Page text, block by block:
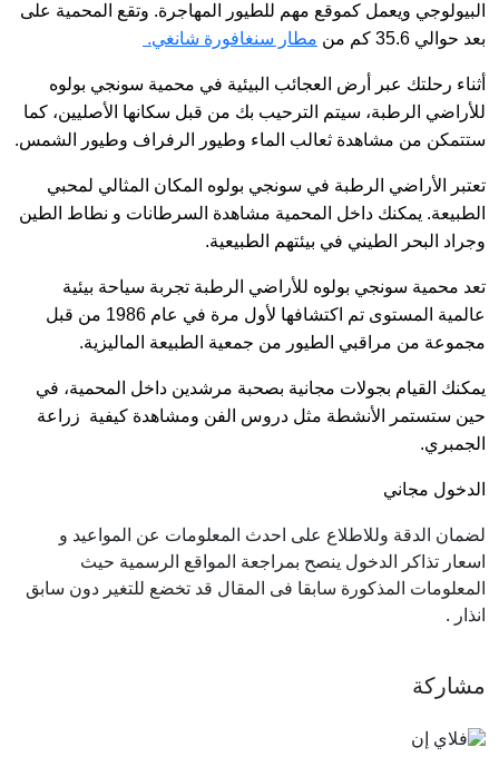
البيولوجي ويعمل كموقع مهم للطيور المهاجرة. وتقع المحمية على
بعد حوالي 35.6 كم من
مطار سنغافورة شانغي.
أثناء رحلتك عبر أرض العجائب البيئية في محمية سونجي بولوه
للأراضي الرطبة، سيتم الترحيب بك من قبل سكانها الأصليين، كما
ستتمكن من مشاهدة ثعالب الماء وطيور الرفراف وطيور الشمس.
تعتبر الأراضي الرطبة في سونجي بولوه المكان المثالي لمحبي
الطبيعة. يمكنك داخل المحمية مشاهدة السرطانات و نطاط الطين
وجراد البحر الطيني في بيئتهم الطبيعية.
تعد محمية سونجي بولوه للأراضي الرطبة تجربة سياحة بيئية
عالمية المستوى تم اكتشافها لأول مرة في عام 1986 من قبل
مجموعة من مراقبي الطيور من جمعية الطبيعة الماليزية.
يمكنك القيام بجولات مجانية بصحبة مرشدين داخل المحمية، في
حين ستستمر الأنشطة مثل دروس الفن ومشاهدة كيفية زراعة
الجمبري.
الدخول مجاني
لضمان الدقة وللاطلاع على احدث المعلومات عن المواعيد و
اسعار تذاكر الدخول ينصح بمراجعة المواقع الرسمية حيث
المعلومات المذكورة سابقا فى المقال قد تخضع للتغير دون سابق
انذار .
مشاركة